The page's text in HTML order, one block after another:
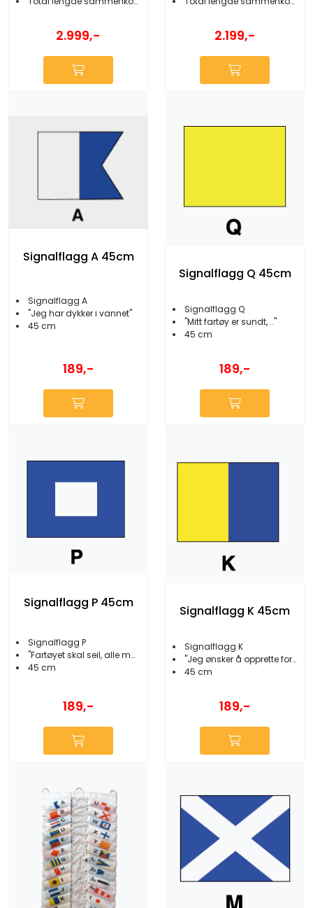
2.999,- 2.199,-
Signalflagg A 45cm
Signalflagg A
''Jeg har dykker i vannet''
45 cm
189,-
Signalflagg Q 45cm
Signalflagg Q
''Mitt fartøy er sundt, ..''
45 cm
189,-
Signalflagg P 45cm
Signalflagg P
''Fartøyet skal seil, alle må ombord''
45 cm
189,-
Signalflagg K 45cm
Signalflagg K
''Jeg ønsker å opprette forbindelse...''
45 cm
189,-